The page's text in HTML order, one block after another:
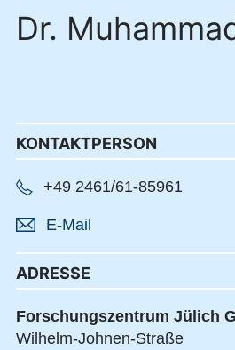
Dr.
KONTAKTPERSON
+49 2461/61-85961
E-Mail
ADRESSE
Forschungszentrum Jülich
Wilhelm-Johnen-Straße